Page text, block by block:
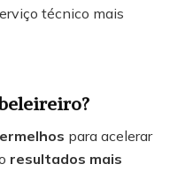
técnico mais
para acelerar
resultados mais